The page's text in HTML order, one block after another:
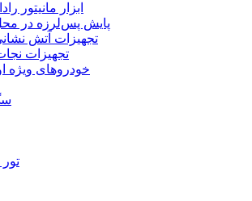
ابزار مانیتور
پایش پس‌لرزه در
تجهیزات آتش
تجهیزات
خودروهای ویژه
تور